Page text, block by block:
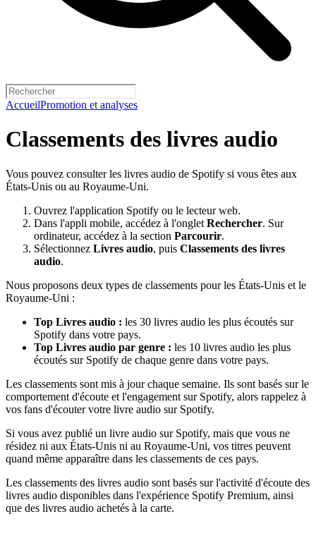
AccueilPromotion et analyses
Classements des livres audio
Vous pouvez consulter les livres audio de Spotify si vous êtes aux
États-Unis ou au Royaume-Uni.
Ouvrez l'application Spotify ou le lecteur web.
Dans l'appli mobile, accédez à l'onglet Rechercher. Sur
ordinateur, accédez à la section Parcourir.
Sélectionnez Livres audio, puis Classements des livres
audio.
Nous proposons deux types de classements pour les États-Unis et le
Royaume-Uni :
Top Livres audio : les 30 livres audio les plus écoutés sur
Spotify dans votre pays.
Top Livres audio par genre : les 10 livres audio les plus
écoutés sur Spotify de chaque genre dans votre pays.
Les classements sont mis à jour chaque semaine. Ils sont basés sur le
comportement d'écoute et l'engagement sur Spotify, alors rappelez à
vos fans d'écouter votre livre audio sur Spotify.
Si vous avez publié un livre audio sur Spotify, mais que vous ne
résidez ni aux États-Unis ni au Royaume-Uni, vos titres peuvent
quand même apparaître dans les classements de ces pays.
Les classements des livres audio sont basés sur l'activité d'écoute des
livres audio disponibles dans l'expérience Spotify Premium, ainsi
que des livres audio achetés à la carte.